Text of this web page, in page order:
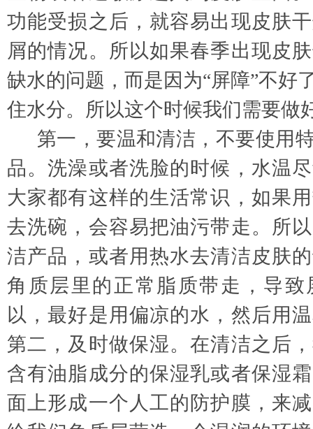
功能受损之后，就容易出现皮肤
屑的情况。所以如果春季出现皮
缺水的问题，而是因为“屏障”不好
住水分。所以这个时候我们需要做
第一，要温和清洁，不要使用
品。洗澡或者洗脸的时候，水温
大家都有这样的生活常识，如果
去洗碗，会容易把油污带走。所
洁产品，或者用热水去清洁皮肤
角质层里的正常脂质带走，导致
以，最好是用偏凉的水，然后用
第二，及时做保湿。在清洁之后
含有油脂成分的保湿乳或者保湿
面上形成一个人工的防护膜，来